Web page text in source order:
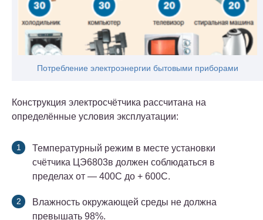
Потребление электроэнергии бытовыми приборами
Конструкция электросчётчика рассчитана на
определённые условия эксплуатации:
Температурный режим в месте установки
счётчика ЦЭ6803в должен соблюдаться в
пределах от — 400С до + 600С.
Влажность окружающей среды не должна
превышать 98%.